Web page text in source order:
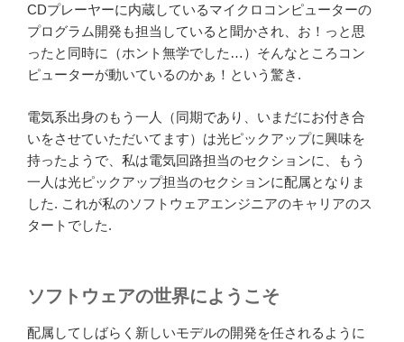
CDプレーヤーに内蔵しているマイクロコンピューターの
プログラム開発も担当していると聞かされ、お！っと思
ったと同時に（ホント無学でした…）そんなところコン
ピューターが動いているのかぁ！という驚き.
電気系出身のもう一人（同期であり、いまだにお付き合
いをさせていただいてます）は光ピックアップに興味を
持ったようで、私は電気回路担当のセクションに、もう
一人は光ピックアップ担当のセクションに配属となりま
した. これが私のソフトウェアエンジニアのキャリアのス
タートでした.
ソフトウェアの世界にようこそ
配属してしばらく新しいモデルの開発を任されるように